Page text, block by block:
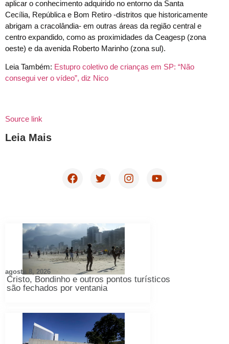
aplicar o conhecimento adquirido no entorno da Santa
Cecília, República e Bom Retiro -distritos que historicamente
abrigam a cracolândia- em outras áreas da região central e
centro expandido, como as proximidades da Ceagesp (zona
oeste) e da avenida Roberto Marinho (zona sul).
Leia Também: Estupro coletivo de crianças em SP: “Não
consegui ver o vídeo”, diz Nico
Source link
Leia Mais
Cristo, Bondinho e outros pontos turísticos
são fechados por ventania
agosto 8, 2026